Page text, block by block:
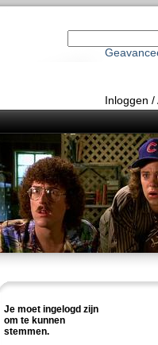
Inloggen /
Je moet ingelogd zijn
om te kunnen
stemmen.